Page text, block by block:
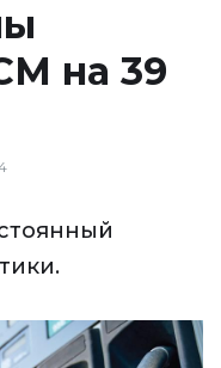
на 39